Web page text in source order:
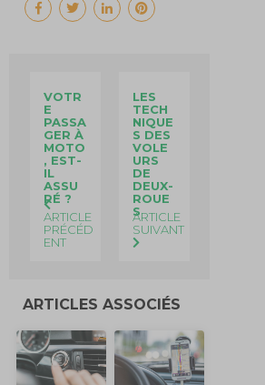
VOTR
E
PASSA
GER À
MOTO
, EST-
IL
ASSU
RÉ ?
ARTICLE
PRÉCÉD
ENT
LES
TECH
NIQUE
S DES
VOLE
URS
DE
DEUX-
ROUE
S
ARTICLE
SUIVANT
ARTICLES ASSOCIÉS